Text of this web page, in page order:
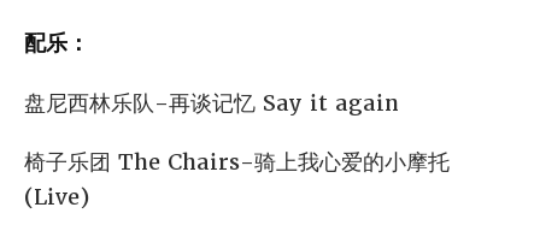
配乐：
盘尼西林乐队-再谈记忆 Say it again
椅子乐团 The Chairs-骑上我心爱的小摩托
(Live)